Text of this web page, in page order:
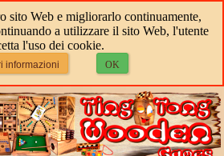
sito Web e migliorarlo continuamente,
a utilizzare il sito Web, l'utente
l'uso dei cookie.
informazioni OK